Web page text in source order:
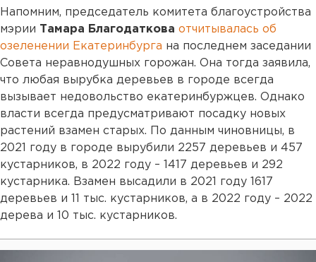
Напомним, председатель комитета благоустройства
мэрии Тамара Благодаткова отчитывалась об
озеленении Екатеринбурга на последнем заседании
Совета неравнодушных горожан. Она тогда заявила,
что любая вырубка деревьев в городе всегда
вызывает недовольство екатеринбуржцев. Однако
власти всегда предусматривают посадку новых
растений взамен старых. По данным чиновницы, в
2021 году в городе вырубили 2257 деревьев и 457
кустарников, в 2022 году – 1417 деревьев и 292
кустарника. Взамен высадили в 2021 году 1617
деревьев и 11 тыс. кустарников, а в 2022 году – 2022
дерева и 10 тыс. кустарников.